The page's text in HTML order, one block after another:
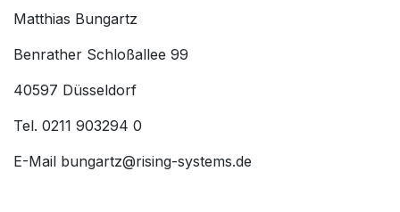
Matthias Bungartz
Benrather Schloßallee 99
40597 Düsseldorf
Tel. 0211 903294 0
E-Mail bungartz@rising-systems.de